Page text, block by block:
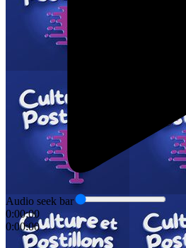
Audio seek bar
0:00:00
0:00:00